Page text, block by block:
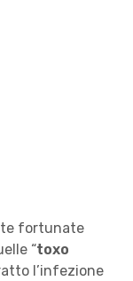
fortunate
“toxo
l’infezione